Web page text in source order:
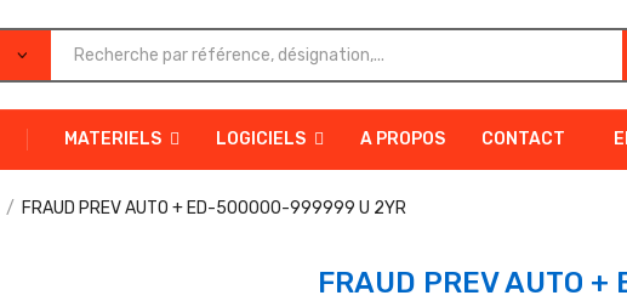
MATERIELS LOGICIELS A PROPOS CONTACT
FRAUD PREV AUTO + ED-500000-999999 U 2YR
FRAUD PREV AUTO